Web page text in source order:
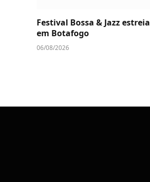
Festival Bossa & Jazz estreia
em Botafogo
06/08/2026